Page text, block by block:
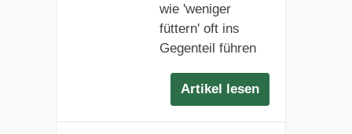
wie 'weniger
füttern' oft ins
Gegenteil führen
Artikel lesen